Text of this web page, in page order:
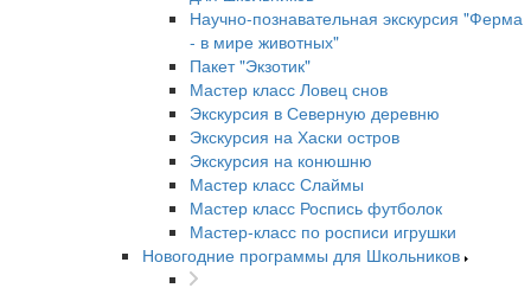
Научно-познавательная экскурсия "Ферма
- в мире животных"
Пакет "Экзотик"
Мастер класс Ловец снов
Экскурсия в Северную деревню
Экскурсия на Хаски остров
Экскурсия на конюшню
Мастер класс Слаймы
Мастер класс Роспись футболок
Мастер-класс по росписи игрушки
Новогодние программы для Школьников